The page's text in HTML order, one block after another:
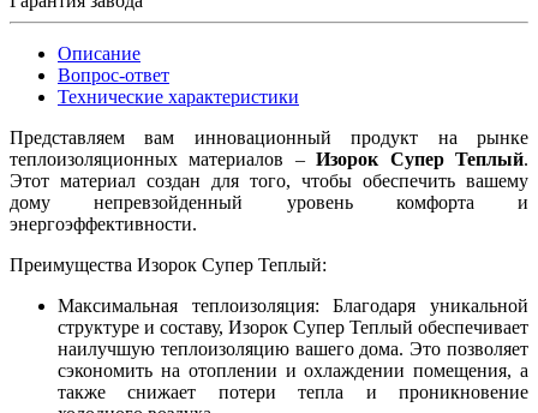
Описание
Вопрос-ответ
Технические характеристики
Представляем вам инновационный продукт на рынке
теплоизоляционных материалов –Изорок Супер Теплый.
Этот материал создан для того, чтобы обеспечить вашему
дому непревзойденный уровень комфорта и
энергоэффективности.
Преимущества Изорок Супер Теплый:
Максимальная теплоизоляция: Благодаря уникальной
структуре и составу, Изорок Супер Теплый обеспечивает
наилучшую теплоизоляцию вашего дома. Это позволяет
сэкономить на отоплении и охлаждении помещения, а
также снижает потери тепла и проникновение